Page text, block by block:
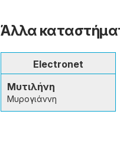
Άλλα
Electronet
Μυτιλήνη
Μυρογιάννη